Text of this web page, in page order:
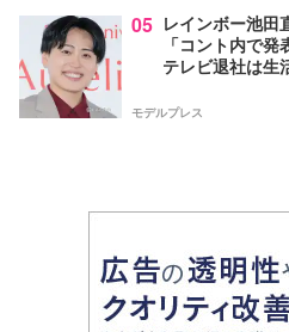
05 レインボー池田
「コント内で
テレビ退社は生
モデルプレス